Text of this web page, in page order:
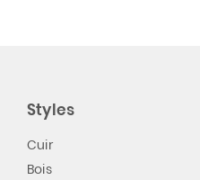
Styles
Cuir
Bois